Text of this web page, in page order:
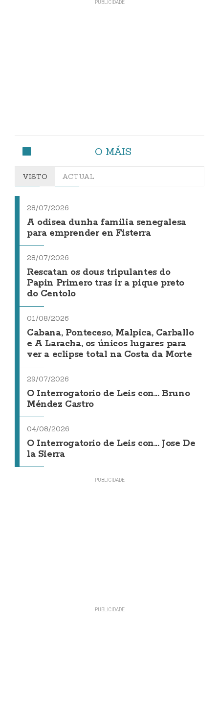
O MÁIS
VISTO ACTUAL
28/07/2026
A odisea dunha familia senegalesa
para emprender en Fisterra
28/07/2026
Rescatan os dous tripulantes do
Papin Primero tras ir a pique preto
do Centolo
01/08/2026
Cabana, Ponteceso, Malpica, Carballo
e A Laracha, os únicos lugares para
ver a eclipse total na Costa da Morte
29/07/2026
O Interrogatorio de Leis con... Bruno
Méndez Castro
04/08/2026
O Interrogatorio de Leis con... Jose De
la Sierra